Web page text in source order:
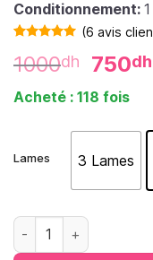
Conditionnement:
sur 5 basé
sur
client
(6 avis
1000dh 750dh
Acheté : 118 fois
Lames 3 Lames
quantité de